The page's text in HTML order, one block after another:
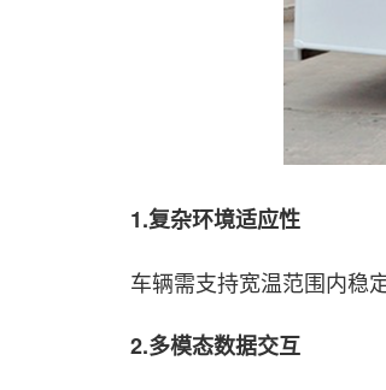
1.复杂环境适应性
车辆需支持宽温范围内稳定
2.多模态数据交互